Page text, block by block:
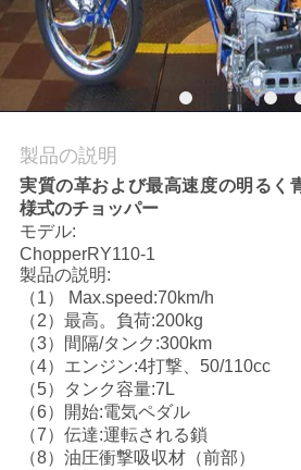
達
に
連
絡
し
な
さ
い
引
用
製品の説明
実質の革および最高速度の明るく
様式のチョッパー
モデル:
ChopperRY110-1
製品の説明:
（1） Max.speed:70km/h
（2）最高。負荷:200kg
（3）間隔/タンク:300km
（4）エンジン:4打撃、50/110cc
（5）タンク容量:7L
（6）開始:電気ペダル
（7）伝達:運転される鎖
（8）油圧衝撃吸収材（前部）